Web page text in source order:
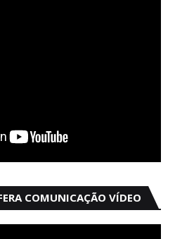
COMUNICAÇÃO VÍDEO